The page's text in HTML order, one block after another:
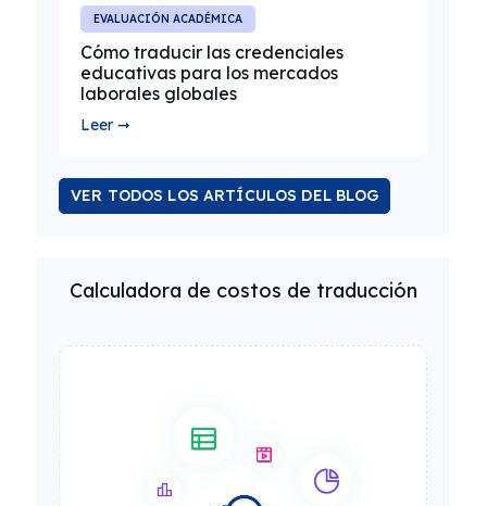
EVALUACIÓN ACADÉMICA
Cómo traducir las credenciales
educativas para los mercados
laborales globales
Leer ➞
VER TODOS LOS ARTÍCULOS DEL BLOG
Calculadora de costos de traducción